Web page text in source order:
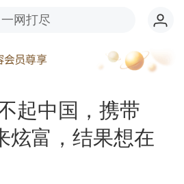
网打尽
起中国，携带
炫富，结果想在